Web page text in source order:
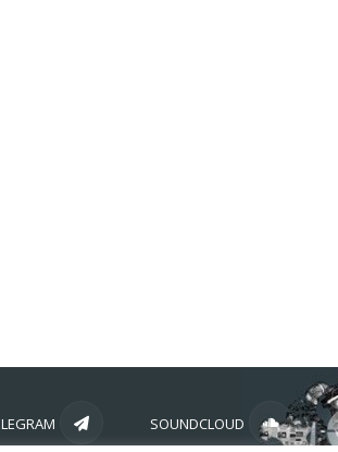
SOUNDCLOUD